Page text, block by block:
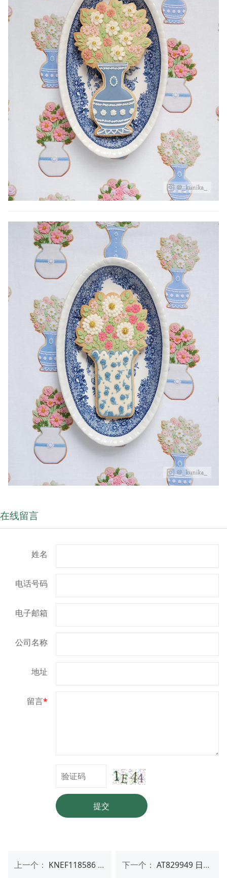
在线留言
姓名
电话号码
电子邮箱
公司名称
地址
留言*
提交
上一个： KNEF118586 日本进口 YUWA KUNIKA Candy Delights 下一个： AT829949 日本进口 YUWA 松山墩子 Check&strawberry